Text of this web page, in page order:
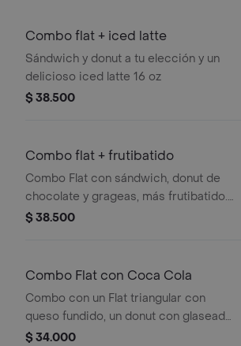
Combo flat + iced latte
Sándwich y donut a tu elección y un
delicioso iced latte 16 oz
$ 38.500
Combo flat + frutibatido
Combo Flat con sándwich, donut de
chocolate y grageas, más frutibatido.
Todo a tu elección.
$ 38.500
Combo Flat con Coca Cola
Combo con un Flat triangular con
queso fundido, un donut con glaseado
de chocolate y grageas, y una Coca-
$ 34.000